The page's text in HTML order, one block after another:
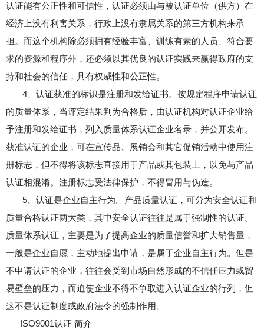
认证能有公正性和可信性，认证必须由与被认证单位（供方）在
经济上没有利害关系，行政上没有隶属关系的第三方机构来承
担。而这个机构除必须拥有经验丰富、训练有素的人员、符合要
求的资源和程序外，还必须以其优良的认证实践来赢得政府的支
持和社会的信任，具有权威性和公正性。
4、认证获准的标识是注册和发给证书。按规定程序申请认证
的质量体系，当评定结果判为合格后，由认证机构对认证企业给
予注册和发给证书，列入质量体系认证企业名录，并公开发布。
获准认证的企业，可在宣传品、展销会和其它促销活动中使用注
册标志，但不得将该标志直接用于产品或其包装上，以免与产品
认证相混淆。注册标志受法律保护，不得冒用与伪造。
5、认证是企业自主行为。产品质量认证，可分为安全认证和
质量合格认证两大类，其中安全认证往往是属于强制性的认证。
质量体系认证，主要是为了提高企业的质量信誉和扩大销售量，
一般是企业自愿，主动地提出申请，是属于企业自主行为。但是
不申请认证的企业，往往会受到市场自然形成的不信任压力或贸
易壁垒的压力，而迫使企业不得不争取进入认证企业的行列，但
这不是认证制度或政府法令的强制作用。
ISO9001认证 简介